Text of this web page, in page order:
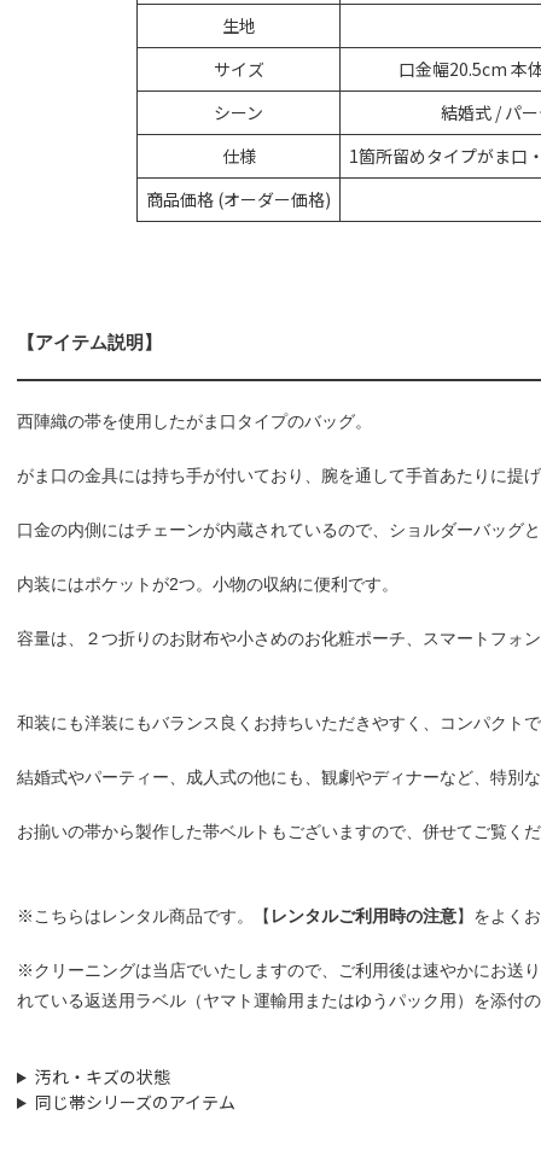
生地
サイズ
口金幅20.5cm 本
シーン
結婚式 / パ
仕様
1箇所留めタイプがま口
商品価格 (オーダー価格)
【アイテム説明】
西陣織の帯を使用したがま口タイプのバッグ。
がま口の金具には持ち手が付いており、腕を通して手首あたりに提
口金の内側にはチェーンが内蔵されているので、ショルダーバッグ
内装にはポケットが2つ。小物の収納に便利です。
容量は、２つ折りのお財布や小さめのお化粧ポーチ、スマートフォ
和装にも洋装にもバランス良くお持ちいただきやすく、コンパクト
結婚式やパーティー、成人式の他にも、観劇やディナーなど、特別
お揃いの帯から製作した帯ベルトもございますので、併せてご覧く
※こちらはレンタル商品です。【 レンタルご利用時の注意】をよく
※クリーニングは当店でいたしますので、ご利用後は速やかにお送
れている返送用ラベル（ヤマト運輸用またはゆうパック用）を添付
汚れ・キズの状態
同じ帯シリーズのアイテム